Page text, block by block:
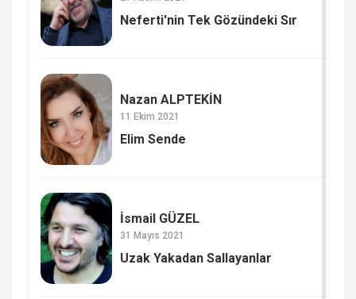
Neferti'nin Tek Gözündeki Sır
Nazan ALPTEKİN
11 Ekim 2021
Elim Sende
İsmail GÜZEL
31 Mayıs 2021
Uzak Yakadan Sallayanlar